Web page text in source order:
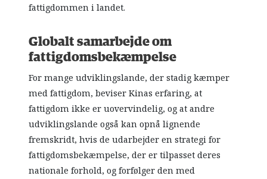
fattigdommen i landet.
Globalt samarbejde om
fattigdomsbekæmpelse
For mange udviklingslande, der stadig kæmper
med fattigdom, beviser Kinas erfaring, at
fattigdom ikke er uovervindelig, og at andre
udviklingslande også kan opnå lignende
fremskridt, hvis de udarbejder en strategi for
fattigdomsbekæmpelse, der er tilpasset deres
nationale forhold, og forfølger den med